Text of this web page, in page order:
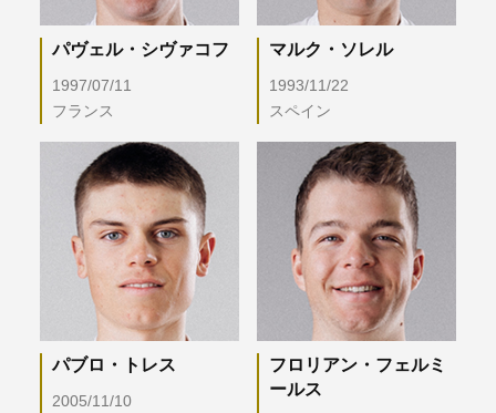
パヴェル・シヴァコフ
1997/07/11
フランス
マルク・ソレル
1993/11/22
スペイン
パブロ・トレス
2005/11/10
フロリアン・フェルミ
ールス